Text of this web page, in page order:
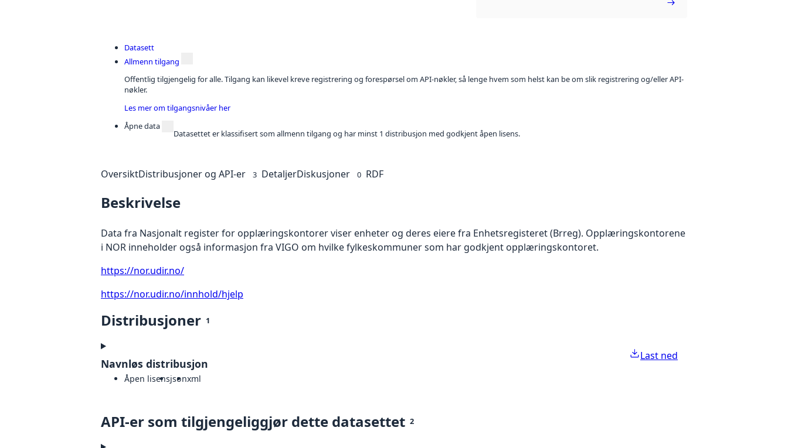
Datasett
Allmenn tilgang
Offentlig tilgjengelig for alle. Tilgang kan likevel kreve registrering og forespørsel om API-nøkler, så lenge hvem som helst kan be om slik registrering og/eller API-
nøkler.
Les mer om tilgangsnivåer her
Åpne data
Datasettet er klassifisert som allmenn tilgang og har minst 1 distribusjon med godkjent åpen lisens.
OversiktDistribusjoner og API-er 3 DetaljerDiskusjoner 0 RDF
Beskrivelse
Data fra Nasjonalt register for opplæringskontorer viser enheter og deres eiere fra Enhetsregisteret (Brreg). Opplæringskontorene
i NOR inneholder også informasjon fra VIGO om hvilke fylkeskommuner som har godkjent opplæringskontoret.
https://nor.udir.no/
https://nor.udir.no/innhold/hjelp
Distribusjoner 1
Navnløs distribusjon
Åpen lisensjsonxml
Last ned
API-er som tilgjengeliggjør dette datasettet 2